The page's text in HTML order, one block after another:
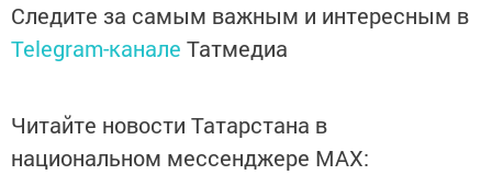
Следите за самым важным и интересным в
Telegram-канале Татмедиа
Читайте новости Татарстана в
национальном мессенджере MАХ: